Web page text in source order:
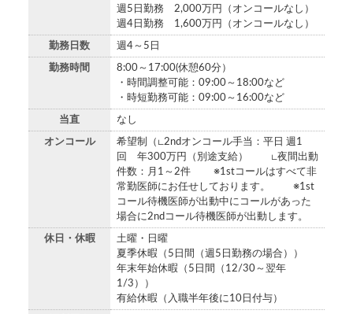
週5日勤務 2,000万円（オンコールなし）
週4日勤務 1,600万円（オンコールなし）
勤務日数 週4～5日
勤務時間
8:00～17:00(休憩60分）
・時間調整可能：09:00～18:00など
・時短勤務可能：09:00～16:00など
当直 なし
オンコール
希望制（∟2ndオンコール手当：平日 週1
回 年300万円（別途支給） ∟夜間出動
件数：月1～2件 ※1stコールはすべて非
常勤医師にお任せしております。 ※1st
コール待機医師が出動中にコールがあった
場合に2ndコール待機医師が出動します。
休日・休暇
土曜・日曜
夏季休暇（5日間（週5日勤務の場合））
年末年始休暇（5日間（12/30～翌年
1/3））
有給休暇（入職半年後に10日付与）